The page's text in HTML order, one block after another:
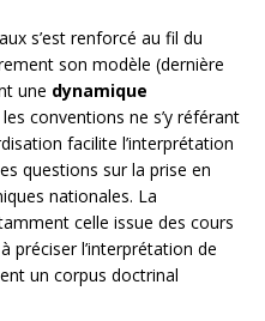
s’est renforcé au fil du
son modèle (dernière
une dynamique
conventions ne s’y référant
facilite l’interprétation
questions sur la prise en
nationales. La
celle issue des cours
préciser l’interprétation de
un corpus doctrinal